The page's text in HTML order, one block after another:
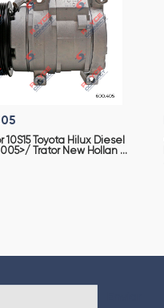
10S15 Toyota Hilux Diesel
Trator New Hollan ...